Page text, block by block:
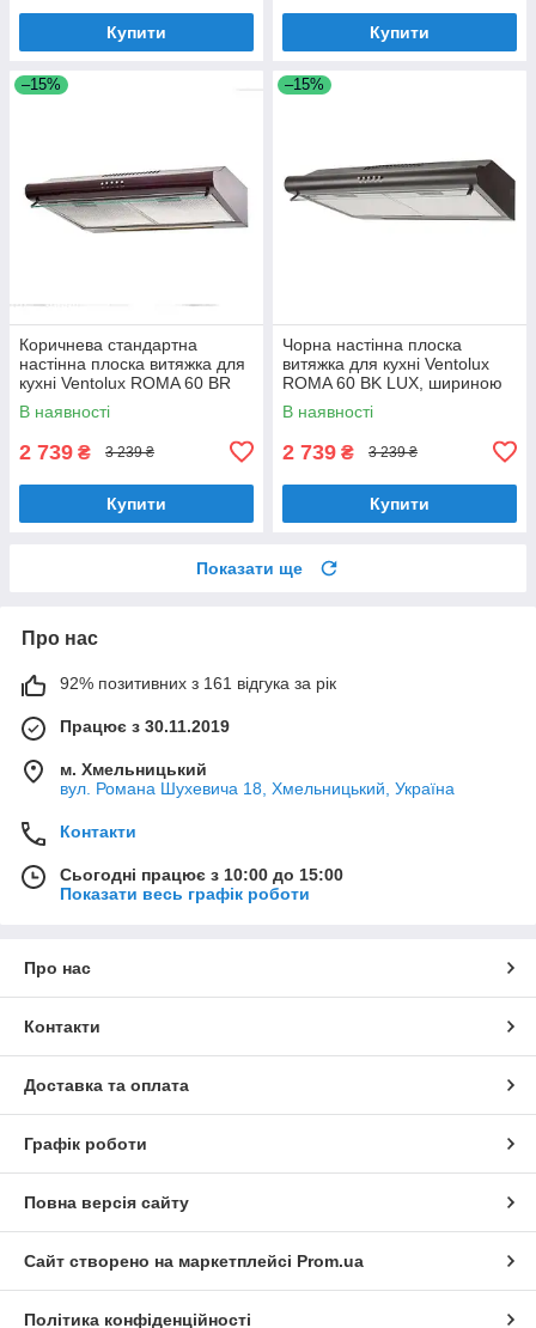
Купити Купити
–15%
Коричнева стандартна
настінна плоска витяжка для
кухні Ventolux ROMA 60 BR
LUX, шириною 60 см
В наявності
2 739 ₴ 3 239 ₴
Купити
–15%
Чорна настінна плоска
витяжка для кухні Ventolux
ROMA 60 BK LUX, шириною
60 см зі скляним козирком
В наявності
2 739 ₴ 3 239 ₴
Купити
Показати ще
Про нас
92% позитивних з 161 відгука за рік
Працює з 30.11.2019
м. Хмельницький
вул. Романа Шухевича 18, Хмельницький, Україна
Контакти
Сьогодні працює з 10:00 до 15:00
Показати весь графік роботи
Про нас
Контакти
Доставка та оплата
Графік роботи
Повна версія сайту
Сайт створено на маркетплейсі Prom.ua
Політика конфіденційності